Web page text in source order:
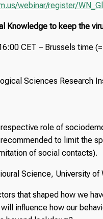
webinar/register/
Knowledge to keep the
CET – Brussels time
Sciences Research
role of
to limit the
of social contacts).
Science, University of
that shaped how we
influence how our